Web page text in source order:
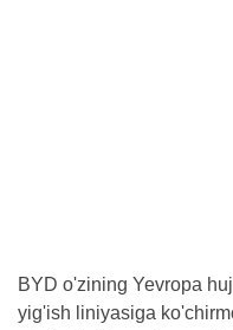
BYD o'zining Yevropa
yig'ish liniyasiga